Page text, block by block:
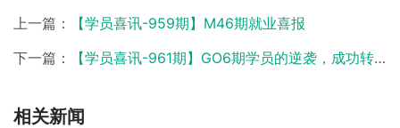
上一篇：
【学员喜讯-959期】M46期就业喜报
下一篇：
【学员喜讯-961期】GO6期学员的逆袭，成功转开发月薪25K
相关新闻